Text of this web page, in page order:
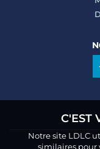
C'EST
Notre site LDLC
similaires pour